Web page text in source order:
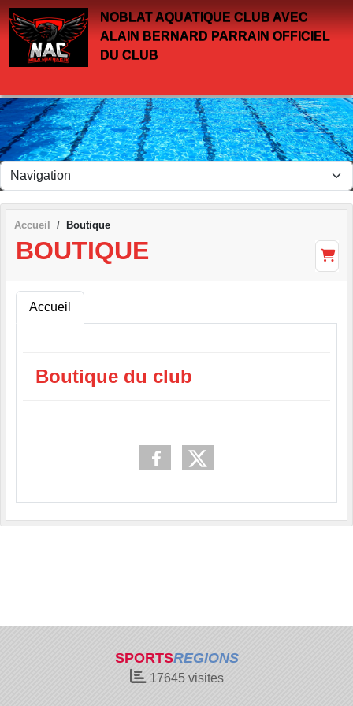
NOBLAT AQUATIQUE CLUB AVEC
ALAIN BERNARD PARRAIN OFFICIEL
DU CLUB
Accueil Boutique
BOUTIQUE
Accueil
Boutique du club
SPORTSREGIONS
17645visites
Panneau de gestion des cookies